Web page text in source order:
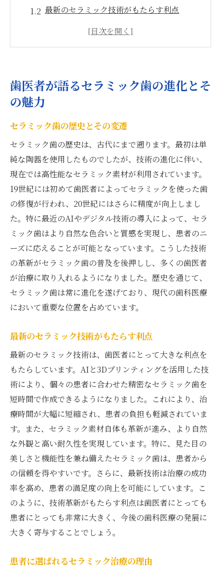
最新のセラミック技術がもたらす利点
患者に選ばれるセラミック治療の理由
高精度なセラミック治療を支えるAI技術とは
AI活用による患者データの精密解析
セラミック治療でのAI導入事例
AIによる迅速かつ正確な診断の可能性
歯医者が活用するAI技術の未来
AIと歯科専門家の協力による治療改善
歯医者が提供する3Dプリンティングの可能性
3Dプリンティングによるカスタムセラミッ
ク
治療スピードを加速する3D技術
歯医者が見る3Dプリンティングの利点
患者に優しい治療を実現する3Dプリンター
3Dプリンティングによる精度の向上
セラミック素材の進化がもたらす自然な美しさ
新素材で実現する自然な歯の色合い
セラミック素材の選び方とその特性
見た目だけでなく機能性も重視した素材選
び
歯医者がおすすめするセラミック素材最新
情報
患者に安心感を与えるセラミックの美しさ
長期間維持されるセラミックの質感
歯医者での治療時間短縮の秘密
技術革新がもたらす治療時間の削減
患者にとってのスムーズな治療体験
治療時間短縮のための最新機器
歯医者が語るセラミック歯の進化とそ
の魅力
セラミック歯の歴史とその変遷
セラミック歯の歴史は、古代にまで遡ります。最初は単
純な陶器を使用したものでしたが、技術の進化に伴い、
現在では高性能なセラミック素材が利用されています。
19世紀には初めて歯医者によってセラミックを使った歯
の修復が行われ、20世紀にはさらに精度が向上しまし
た。特に最近のAIやデジタル技術の導入によって、セラ
ミック歯はより自然な色合いと質感を実現し、患者のニ
ーズに応えることが可能となっています。こうした技術
の革新がセラミック歯の普及を後押しし、多くの歯医者
が治療に取り入れるようになりました。歴史を通じて、
セラミック歯は常に進化を遂げており、現代の歯科医療
において重要な位置を占めています。
最新のセラミック技術がもたらす利点
最新のセラミック技術は、歯医者にとって大きな利点を
もたらしています。AIと3Dプリンティングを活用した技
術により、個々の患者に合わせた精密なセラミック歯を
短時間で作成できるようになりました。これにより、治
療時間が大幅に短縮され、患者の負担も軽減されていま
す。また、セラミック素材自体も革新が進み、より自然
な外観と高い耐久性を実現しています。特に、見た目の
美しさと機能性を兼ね備えたセラミック歯は、患者から
の信頼を得やすいです。さらに、最新技術は治療の成功
率を高め、患者の満足度の向上を可能にしています。こ
のように、技術革新がもたらす利点は歯医者にとっても
患者にとっても非常に大きく、今後の歯科医療の発展に
大きく寄与することでしょう。
患者に選ばれるセラミック治療の理由